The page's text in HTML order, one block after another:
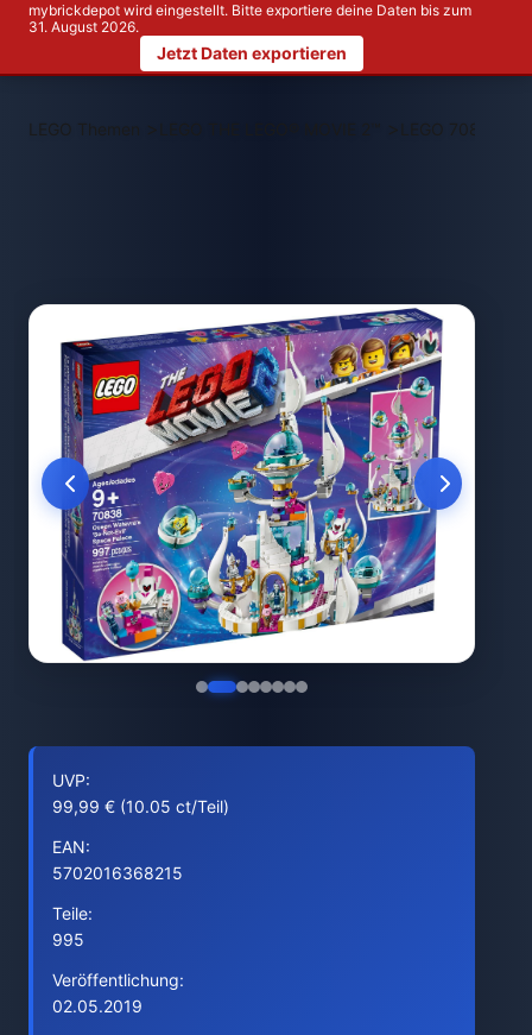
mybrickdepot wird eingestellt. Bitte exportiere deine Daten bis zum
31. August 2026.
Jetzt Daten exportieren
LEGO Themen > > LEGO 70838
UVP:
99,99 € (10.05 ct/Teil)
EAN:
5702016368215
Teile:
995
Veröffentlichung:
02.05.2019